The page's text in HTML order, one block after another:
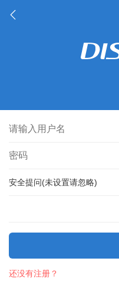
安全提问(未设置请忽略)
还没有注册？